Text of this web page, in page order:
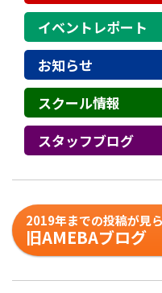
イベントレポート
お知らせ
スクール情報
スタッフブログ
2019年までの投稿が見
旧AMEBAブログ